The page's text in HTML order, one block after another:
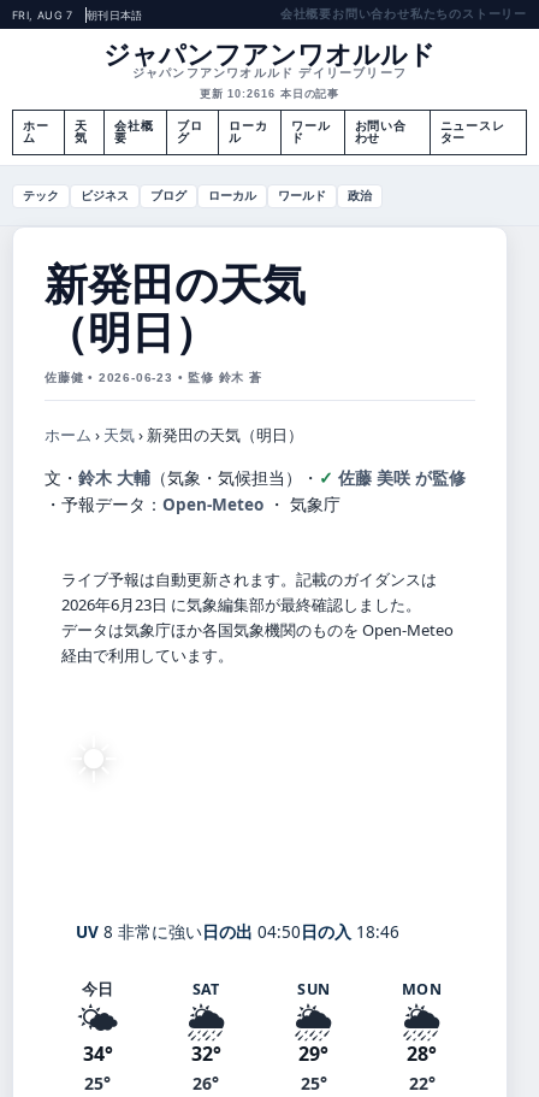
FRI, AUG 7 朝刊日本語 会社概要お問い合わせ私たちのストーリー
ジャパンフアンワオルルド
ジャパンフアンワオルルド デイリーブリーフ
更新 10:2616 本日の記事
ホー
ム
天
気
会社概
要
ブロ
グ
ローカ
ル
ワール
ド
お問い合
わせ
ニュースレ
ター
テック ビジネス ブログ ローカル ワールド 政治
新発田の天気
（明日）
佐藤健 • 2026-06-23 • 監修 鈴木 蒼
ホーム › 天気› 新発田の天気（明日）
文・ 鈴木 大輔 （気象・気候担当） ・
佐藤 美咲 が監修
・ 予報データ： Open-Meteo ・ 気象庁
ライブ予報は自動更新されます。記載のガイダンスは
2026年6月23日 に気象編集部が最終確認しました。
データは気象庁ほか各国気象機関のものを Open-Meteo
経由で利用しています。
☀️
UV 8 非常に強い日の出 04:50日の入 18:46
今日
🌤️
34°
25°
SAT
🌦️
32°
26°
SUN
🌦️
29°
25°
MON
🌦️
28°
22°